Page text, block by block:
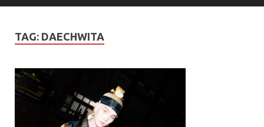
TAG: DAECHWITA